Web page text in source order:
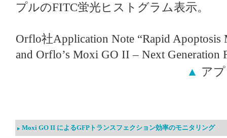
プルのFITC蛍光ヒストグラム表示。
Orflo社Application Note “Rapid
and Orflo’s Moxi GO II – Next Generation
▲ ア
Moxi GO II によるGFPトランスフェクション効率のモニタリング